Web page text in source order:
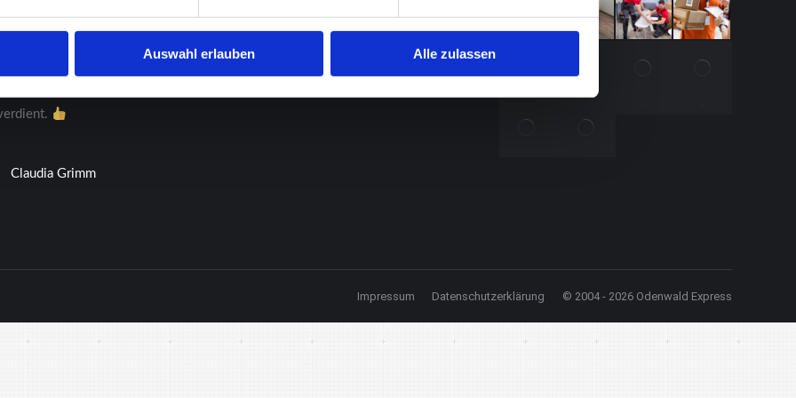
Auswahl erlauben Alle zulassen
Fa. Grab kamen pünktlich, räumten zuverlässig die Wohnung. Spontan hatten
Claudia Grimm
Umzuges. Von der sorgfältigen Verpackung und
Möbel wurde alles perfekt und schnell erledigt.
Oliver
Impressum Datenschutzerklärung © 2004 - 2026 Odenwald Express